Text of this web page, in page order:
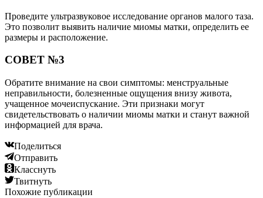
Проведите ультразвуковое исследование органов малого таза.
Это позволит выявить наличие миомы матки, определить ее
размеры и расположение.
СОВЕТ №3
Обратите внимание на свои симптомы: менструальные
неправильности, болезненные ощущения внизу живота,
учащенное мочеиспускание. Эти признаки могут
свидетельствовать о наличии миомы матки и станут важной
информацией для врача.
Поделиться
Отправить
Класснуть
Твитнуть
Похожие публикации